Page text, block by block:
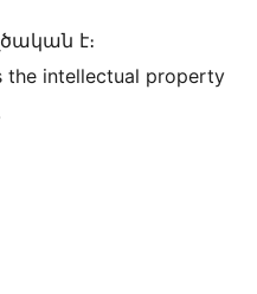
է։
the intellectual property